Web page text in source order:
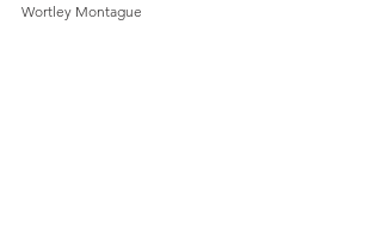
Wortley Montague